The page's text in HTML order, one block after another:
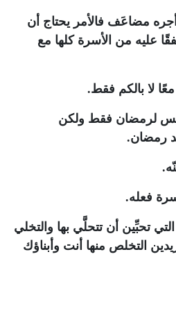
مضاعَف فالأمر يحتاج أن
عليه من الأسرة كلها مع
لرمضان فقط ولكن
رمضان.
تحبِّين أن تتحلَّي بها والتخلي
التخلص منها أنت وأبناؤك